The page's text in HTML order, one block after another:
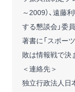
～2009）、遠藤
する懇談会」委
著書に「スポー
敗は情報戦で決
＜連絡先＞
独立行政法人日